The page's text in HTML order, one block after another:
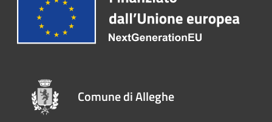
Comune di Alleghe